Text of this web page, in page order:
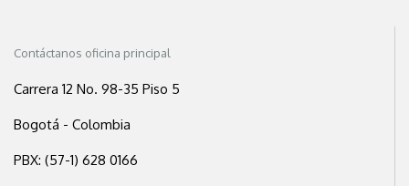
Contáctanos oficina principal
Carrera 12 No. 98-35 Piso 5
Bogotá - Colombia
PBX: (57-1) 628 0166